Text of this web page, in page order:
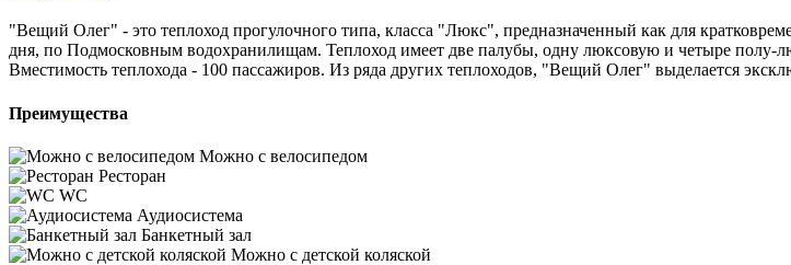
"Вещий Олег" - это теплоход прогулочного типа, класса "Люкс", предназначенный как для
дня, по Подмосковным водохранилищам. Теплоход имеет две палубы, одну люксовую и четыре
Вместимость теплохода - 100 пассажиров. Из ряда других теплоходов, "Вещий Олег" выделается
Преимущества
Можно с велосипедом
Ресторан
WC
Аудиосистема
Банкетный зал
Можно с детской коляской